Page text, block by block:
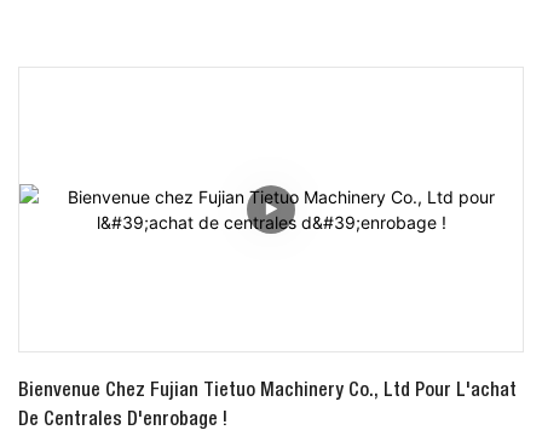
Bienvenue Chez Fujian Tietuo Machinery Co., Ltd Pour L'achat
De Centrales D'enrobage !